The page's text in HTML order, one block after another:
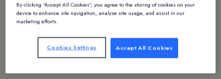
By clicking “Accept All Cookies”, you agree to the storing of cookies on your
device to enhance site navigation, analyse site usage, and assist in our
marketing efforts.
Accept All Cookies
Cookies Settings